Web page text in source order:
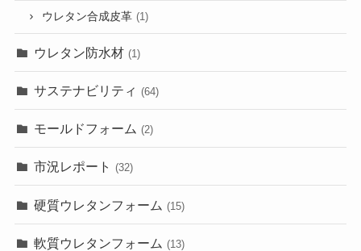
ウレタン合成皮革 (1)
ウレタン防水材 (1)
サステナビリティ (64)
モールドフォーム (2)
市況レポート (32)
硬質ウレタンフォーム (15)
軟質ウレタンフォーム (13)